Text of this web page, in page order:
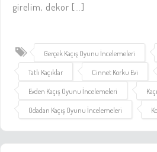
girelim, dekor […]
Gerçek Kaçış Oyunu İncelemeleri
Tatlı Kaçıklar Cinnet Korku Evi
Evden Kaçış Oyunu İncelemeleri
Odadan Kaçış Oyunu İncelemeleri